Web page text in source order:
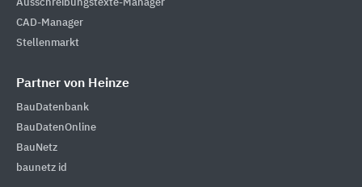
Ausschreibungstexte-Manager
CAD-Manager
Stellenmarkt
Partner von Heinze
BauDatenbank
BauDatenOnline
BauNetz
baunetz id